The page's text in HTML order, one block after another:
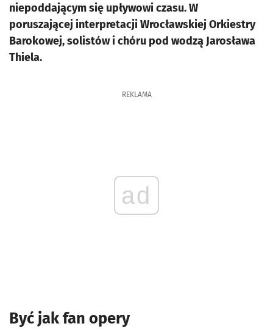
niepoddającym się upływowi czasu. W
poruszającej interpretacji Wrocławskiej Orkiestry
Barokowej, solistów i chóru pod wodzą Jarosława
Thiela.
REKLAMA
ad
Być jak fan opery